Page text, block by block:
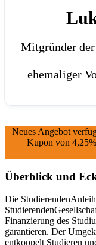
Mitgründer
ehemaliger
Neues Angebot
Kupon von
Überblick und
Die
Finanzierung des
garantieren. Der
entkoppelt Studieren